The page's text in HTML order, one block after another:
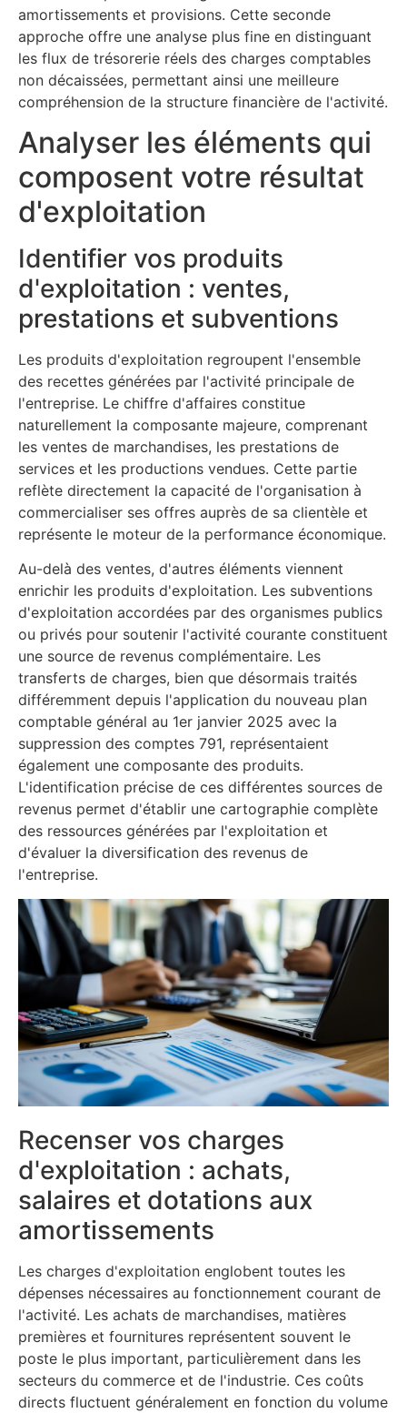
amortissements et provisions. Cette seconde
approche offre une analyse plus fine en distinguant
les flux de trésorerie réels des charges comptables
non décaissées, permettant ainsi une meilleure
compréhension de la structure financière de l'activité.
Analyser les éléments qui
composent votre résultat
d'exploitation
Identifier vos produits
d'exploitation : ventes,
prestations et subventions
Les produits d'exploitation regroupent l'ensemble
des recettes générées par l'activité principale de
l'entreprise. Le chiffre d'affaires constitue
naturellement la composante majeure, comprenant
les ventes de marchandises, les prestations de
services et les productions vendues. Cette partie
reflète directement la capacité de l'organisation à
commercialiser ses offres auprès de sa clientèle et
représente le moteur de la performance économique.
Au-delà des ventes, d'autres éléments viennent
enrichir les produits d'exploitation. Les subventions
d'exploitation accordées par des organismes publics
ou privés pour soutenir l'activité courante constituent
une source de revenus complémentaire. Les
transferts de charges, bien que désormais traités
différemment depuis l'application du nouveau plan
comptable général au 1er janvier 2025 avec la
suppression des comptes 791, représentaient
également une composante des produits.
L'identification précise de ces différentes sources de
revenus permet d'établir une cartographie complète
des ressources générées par l'exploitation et
d'évaluer la diversification des revenus de
l'entreprise.
Recenser vos charges
d'exploitation : achats,
salaires et dotations aux
amortissements
Les charges d'exploitation englobent toutes les
dépenses nécessaires au fonctionnement courant de
l'activité. Les achats de marchandises, matières
premières et fournitures représentent souvent le
poste le plus important, particulièrement dans les
secteurs du commerce et de l'industrie. Ces coûts
directs fluctuent généralement en fonction du volume